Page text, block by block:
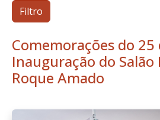
Filtro
Comemorações do 25
Inauguração do Salão
Roque Amado